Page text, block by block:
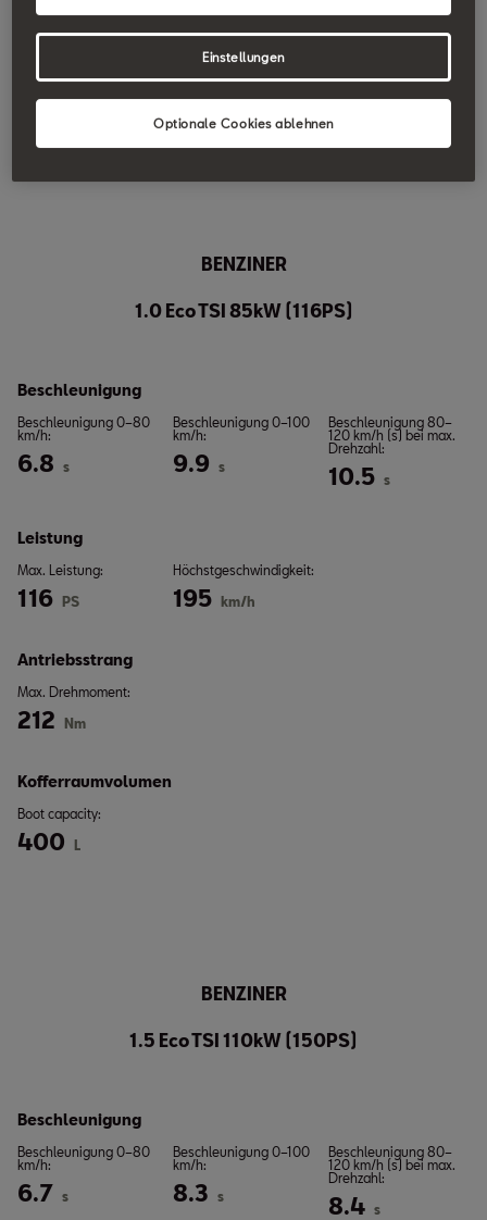
ECO-Funktion
SEAT CONNECT
mit 9.2″-
Plus
BENZINER
1.0 Eco TSI 85kW (116PS)
Beschleunigung
Beschleunigung 0–80
km/h:
6.8 s
Beschleunigung 0–100
km/h:
9.9 s
Beschleunigung 80–
120 km/h (s) bei max.
Drehzahl:
10.5 s
Leistung
Max. Leistung:
116 PS
Höchstgeschwindigkeit:
195 km/h
Antriebsstrang
Max. Drehmoment:
212 Nm
Kofferraumvolumen
Boot capacity:
400 L
BENZINER
1.5 Eco TSI 110kW (150PS)
Beschleunigung
Beschleunigung 0–80
km/h:
6.7 s
Beschleunigung 0–100
km/h:
8.3 s
Beschleunigung 80–
120 km/h (s) bei max.
Drehzahl:
8.4 s
Optionale Cookies ablehnen
Einstellungen